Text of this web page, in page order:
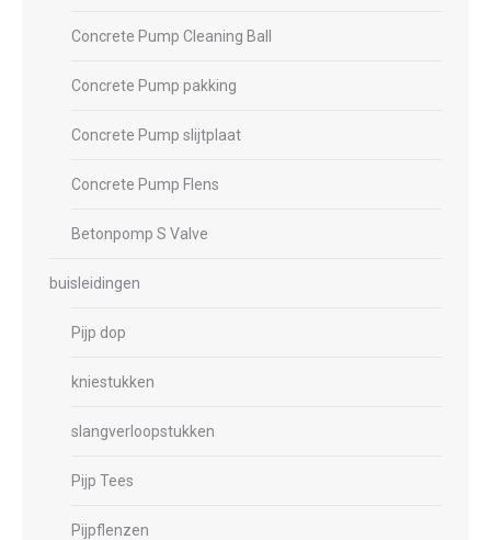
Concrete Pump Cleaning Ball
Concrete Pump pakking
Concrete Pump slijtplaat
Concrete Pump Flens
Betonpomp S Valve
buisleidingen
Pijp dop
kniestukken
slangverloopstukken
Pijp Tees
Pijpflenzen